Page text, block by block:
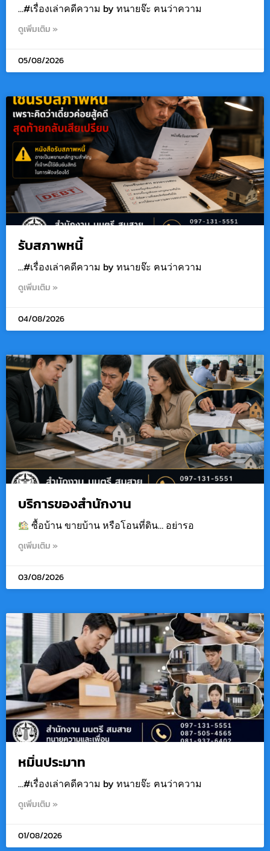
…#เรื่องเล่าคดีความ by ทนายจ๊ะ ฅนว่าความ
ดูเพิ่มเติม »
05/08/2026
รับสภาพหนี้
…#เรื่องเล่าคดีความ by ทนายจ๊ะ ฅนว่าความ
ดูเพิ่มเติม »
04/08/2026
บริการของสำนักงาน
ซื้อบ้าน ขายบ้าน หรือโอนที่ดิน… อย่ารอ
ดูเพิ่มเติม »
03/08/2026
หมิ่นประมาท
…#เรื่องเล่าคดีความ by ทนายจ๊ะ ฅนว่าความ
ดูเพิ่มเติม »
01/08/2026